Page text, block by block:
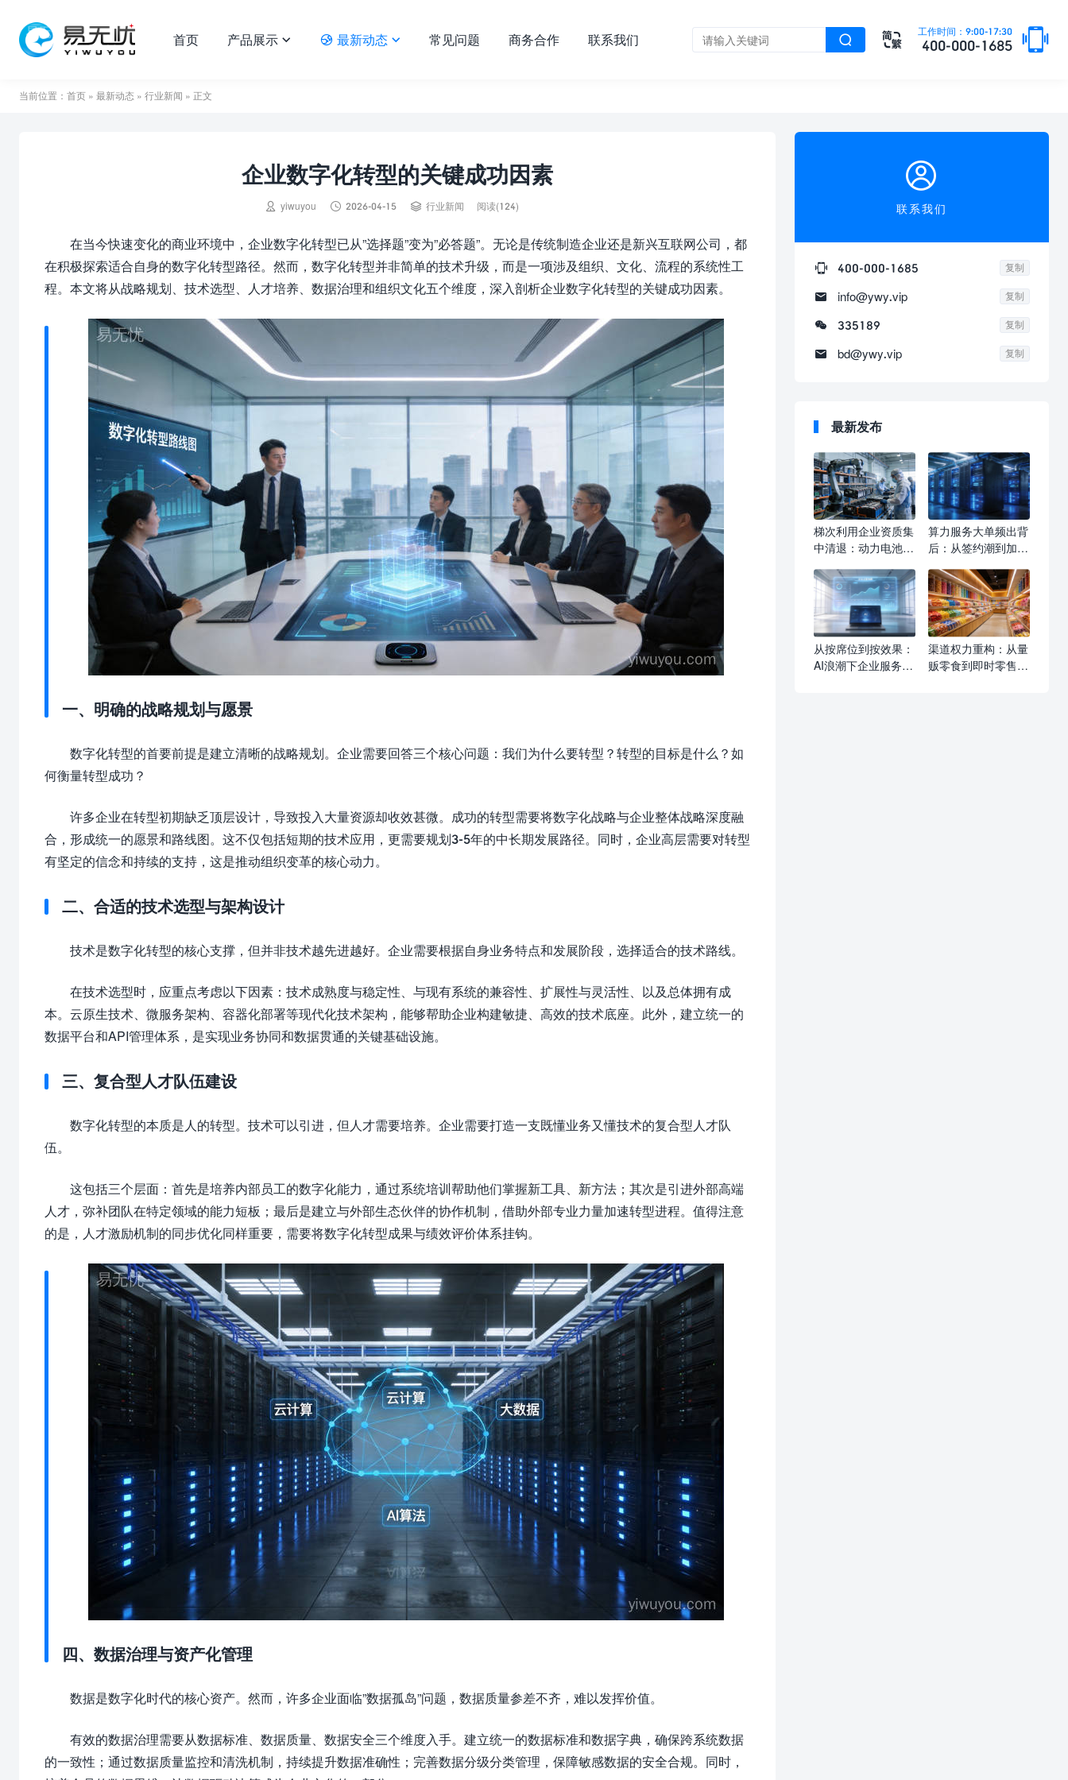
工作时间：9:00-17:30
400-000-1685 

首页 产品展示   最新动态  常见问题 商务合作 联系我们 
当前位置： 首页 » 最新动态 » 行业新闻 » 正文
企业数字化转型的关键成功因素
 yiwuyou  2026-04-15  行业新闻 阅读(124)
在当今快速变化的商业环境中，企业数字化转型已从”选择题”变为”必答题”。无论是传统制造企业还是新兴互联网公司，都
在积极探索适合自身的数字化转型路径。然而，数字化转型并非简单的技术升级，而是一项涉及组织、文化、流程的系统性工
程。本文将从战略规划、技术选型、人才培养、数据治理和组织文化五个维度，深入剖析企业数字化转型的关键成功因素。
一、明确的战略规划与愿景
数字化转型的首要前提是建立清晰的战略规划。企业需要回答三个核心问题：我们为什么要转型？转型的目标是什么？如
何衡量转型成功？
许多企业在转型初期缺乏顶层设计，导致投入大量资源却收效甚微。成功的转型需要将数字化战略与企业整体战略深度融
合，形成统一的愿景和路线图。这不仅包括短期的技术应用，更需要规划3-5年的中长期发展路径。同时，企业高层需要对转型
有坚定的信念和持续的支持，这是推动组织变革的核心动力。
二、合适的技术选型与架构设计
技术是数字化转型的核心支撑，但并非技术越先进越好。企业需要根据自身业务特点和发展阶段，选择适合的技术路线。
在技术选型时，应重点考虑以下因素：技术成熟度与稳定性、与现有系统的兼容性、扩展性与灵活性、以及总体拥有成
本。云原生技术、微服务架构、容器化部署等现代化技术架构，能够帮助企业构建敏捷、高效的技术底座。此外，建立统一的
数据平台和API管理体系，是实现业务协同和数据贯通的关键基础设施。
三、复合型人才队伍建设
数字化转型的本质是人的转型。技术可以引进，但人才需要培养。企业需要打造一支既懂业务又懂技术的复合型人才队
伍。
这包括三个层面：首先是培养内部员工的数字化能力，通过系统培训帮助他们掌握新工具、新方法；其次是引进外部高端
人才，弥补团队在特定领域的能力短板；最后是建立与外部生态伙伴的协作机制，借助外部专业力量加速转型进程。值得注意
的是，人才激励机制的同步优化同样重要，需要将数字化转型成果与绩效评价体系挂钩。
四、数据治理与资产化管理
数据是数字化时代的核心资产。然而，许多企业面临”数据孤岛”问题，数据质量参差不齐，难以发挥价值。
有效的数据治理需要从数据标准、数据质量、数据安全三个维度入手。建立统一的数据标准和数据字典，确保跨系统数据
的一致性；通过数据质量监控和清洗机制，持续提升数据准确性；完善数据分级分类管理，保障敏感数据的安全合规。同时，

联系我们
 400-000-1685 复制
 info@ywy.vip 复制
 335189 复制
 bd@ywy.vip 复制
最新发布
梯次利用企业资质集
中清退：动力电池回
牌，合规企业如何抢
占新赛道
算力服务大单频出背
后：从签约潮到加价
义AI基础设施采购逻
辑
从按席位到按效果：
AI浪潮下企业服务收
渠道权力重构：从量
贩零食到即时零售的